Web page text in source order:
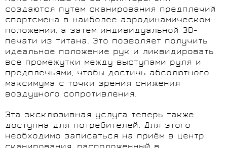
создаются путем сканирования предплечий
спортсмена в наиболее аэродинамическом
положении, а затем индивидуальной 3D-
печати из титана. Это позволяет получить
идеальное положение рук и ликвидировать
все промежутки между выступами руля и
предплечьями, чтобы достичь абсолютного
максимума с точки зрения снижения
воздушного сопротивления.
Эта эксклюзивная услуга теперь также
доступна для потребителей. Для этого
необходимо записаться на приём в центр